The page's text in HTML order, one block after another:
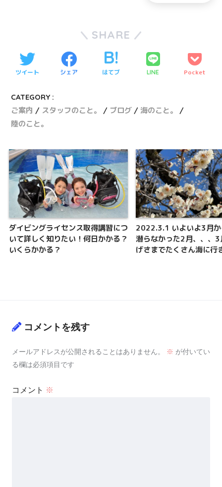
SHARE
ツイート シェア はてブ LINE Pocket
CATEGORY :
ご案内
スタッフのこと。 ブログ
海のこと。
陸のこと。
ダイビングライセンス取得講習につ
いて詳しく知りたい！何日かかる？
いくらかかる？
2022.3.1 いよいよ3月
潜らなかった2月、、、3
げさまでたくさん海に行
コメントを残す
メールアドレスが公開されることはありません。 ※ が付いてい
る欄は必須項目です
コメント ※